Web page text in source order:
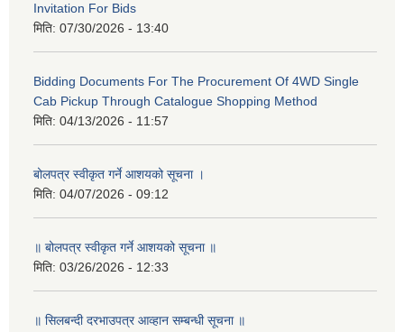
Invitation For Bids
मिति: 07/30/2026 - 13:40
Bidding Documents For The Procurement Of 4WD Single
Cab Pickup Through Catalogue Shopping Method
मिति: 04/13/2026 - 11:57
बोलपत्र स्वीकृत गर्ने आशयको सूचना ।
मिति: 04/07/2026 - 09:12
॥ बोलपत्र स्वीकृत गर्ने आशयको सूचना ॥
मिति: 03/26/2026 - 12:33
॥ सिलबन्दी दरभाउपत्र आव्हान सम्बन्धी सूचना ॥